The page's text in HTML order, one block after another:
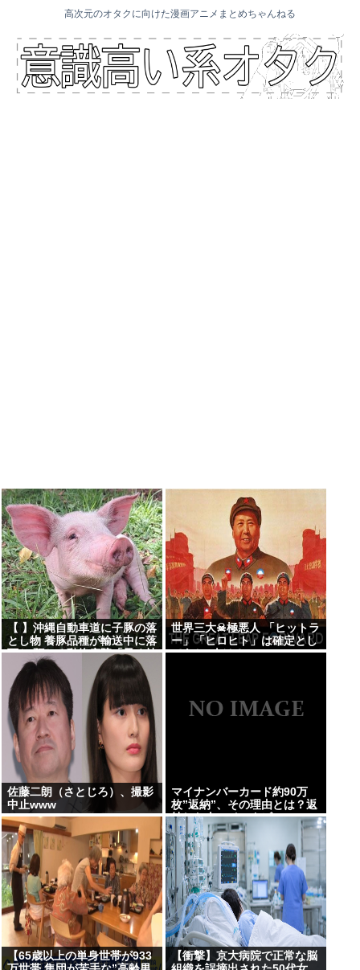
高次元のオタクに向けた漫画アニメまとめちゃんねる
【 】沖縄自動車道に子豚の落
とし物 養豚品種が輸送中に落
下か 預かる動物病院「早く持
ち主見つかって」
世界三大☠極悪人 「ヒットラ
ー」「ヒロヒト」は確定とし
てあと1人は？
佐藤二朗（さとじろ）、撮影
中止www
マイナンバーカード約90万
枚”返納”、その理由とは？返
納した人にインタビュー
【65歳以上の単身世帯が933
【衝撃】京大病院で正常な脳